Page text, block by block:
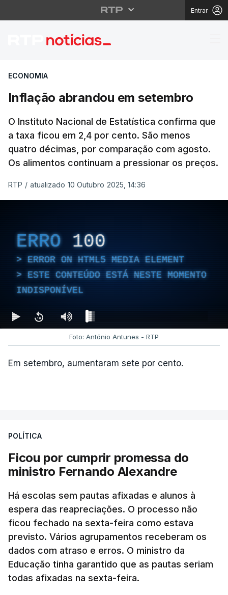
Entrar
Inflação abrandou em
ECONOMIA
Inflação abrandou em setembro
O Instituto Nacional de Estatística confirma que
a taxa ficou em 2,4 por cento. São menos
quatro décimas, por comparação com agosto.
Os alimentos continuam a pressionar os preços.
RTP / atualizado 10 Outubro 2025, 14:36
ERRO 100
ERROR ON HTML5 MEDIA ELEMENT
ESTE CONTEÚDO ESTÁ NESTE MOMENTO
INDISPONÍVEL
Foto: António Antunes - RTP
Em setembro, aumentaram sete por cento.
POLÍTICA
Ficou por cumprir promessa do
ministro Fernando Alexandre
Há escolas sem pautas afixadas e alunos à
espera das reapreciações. O processo não
ficou fechado na sexta-feira como estava
previsto. Vários agrupamentos receberam os
dados com atraso e erros. O ministro da
Educação tinha garantido que as pautas seriam
todas afixadas na sexta-feira.